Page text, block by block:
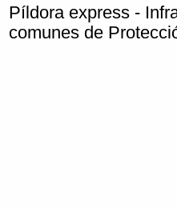
Píldora express -
comunes de